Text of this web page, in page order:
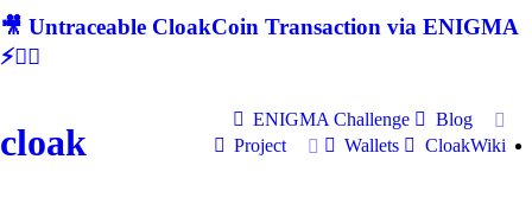
🎥 Untraceable CloakCoin Transaction via ENIGMA
⚡🕵‍♂
cloak
ENIGMA Challenge
Blog
Project
Wallets CloakWiki